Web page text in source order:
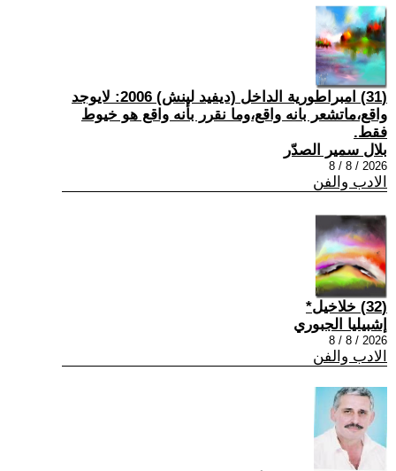
(31) امبراطورية الداخل (ديفيد لينش) 2006: لايوجد
واقع،ماتشعر بانه واقع،وما نقرر بأنه واقع هو خيوط
فقط.
بلال سمير الصدّر
2026 / 8 / 8
الادب والفن
(32) خلاخيل*
إشبيليا الجبوري
2026 / 8 / 8
الادب والفن